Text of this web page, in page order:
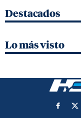
Destacados
Lo más visto